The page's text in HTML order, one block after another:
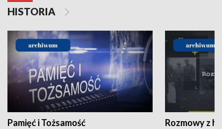
HISTORIA
Pamięć i Tożsamość Rozmowy z